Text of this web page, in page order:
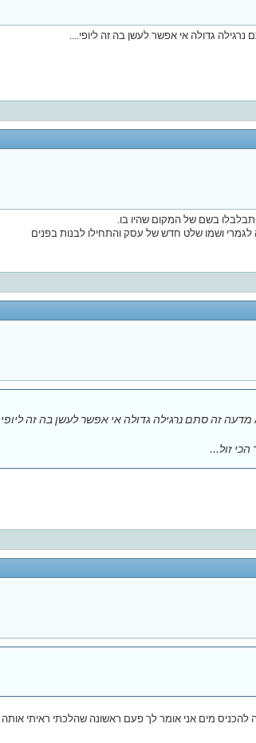
נרגילה גדולה אי אפשר לעשן בה זה ליופי....
בשם של המקום שהיו בו.
לגמרי ושמו שלט חדש של עסק והתחילו לבנות בפנים
מדעה זה סתם נרגילה גדולה אי אפשר לעשן בה זה
זול...
להכניס מים אני אומר לך פעם ראשונה שהלכתי ראיתי